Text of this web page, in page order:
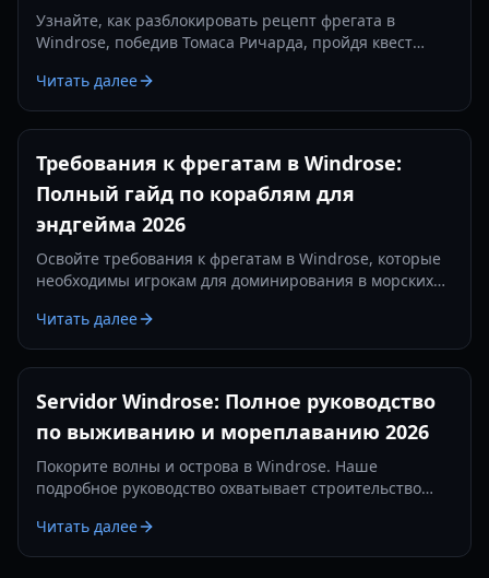
Узнайте, как разблокировать рецепт фрегата в
Windrose, победив Томаса Ричарда, пройдя квест
изготовив железные слитки.
Читать далее
Требования к фрегатам в Windrose:
Полный гайд по кораблям для
эндгейма 2026
Освойте требования к фрегатам в Windrose, которые
необходимы игрокам для доминирования в морских
предметах защиты и тактиках на 2026 год.
Читать далее
Servidor Windrose: Полное руководство
по выживанию и мореплаванию 2026
Покорите волны и острова в Windrose. Наше
подробное руководство охватывает строительство
году.
Читать далее